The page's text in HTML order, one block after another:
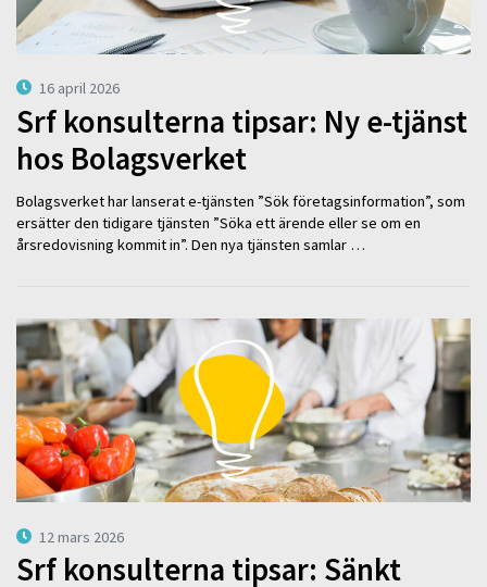
16 april 2026
Srf konsulterna tipsar: Ny e-tjänst
hos Bolagsverket
Bolagsverket har lanserat e-tjänsten ”Sök företagsinformation”, som
ersätter den tidigare tjänsten ”Söka ett ärende eller se om en
årsredovisning kommit in”. Den nya tjänsten samlar …
12 mars 2026
Srf konsulterna tipsar: Sänkt